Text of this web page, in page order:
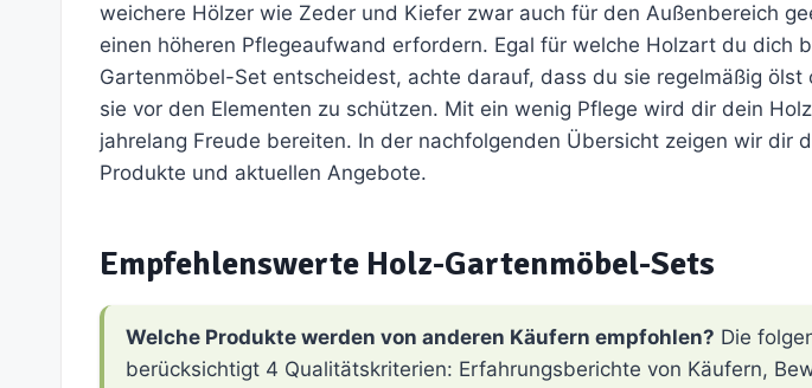
weichere Hölzer wie Zeder und Kiefer zwar auch für den Außenbereich
einen höheren Pflegeaufwand erfordern. Egal für welche Holzart du dich
Gartenmöbel-Set entscheidest, achte darauf, dass du sie regelmäßig ölst
sie vor den Elementen zu schützen. Mit ein wenig Pflege wird dir dein
jahrelang Freude bereiten. In der nachfolgenden Übersicht zeigen wir dir
Produkte und aktuellen Angebote.
Empfehlenswerte Holz-Gartenmöbel-Sets
Welche Produkte werden von anderen Käufern empfohlen? Die
berücksichtigt 4 Qualitätskriterien: Erfahrungsberichte von Käufern,